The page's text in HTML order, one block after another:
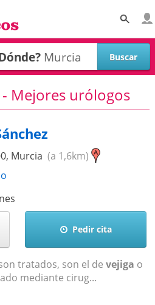
Mejores urólogos
, Murcia (a 1,6km)
Pedir cita
tratados, son el de vejiga o
mediante cirug...